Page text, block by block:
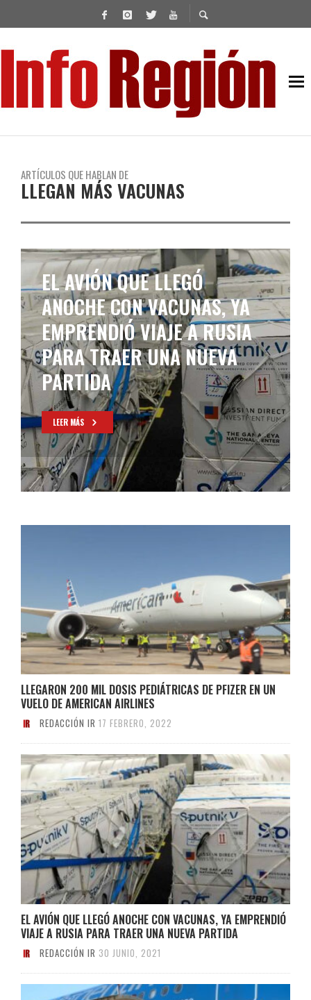
ARTÍCULOS QUE HABLAN DE
LLEGAN MÁS VACUNAS
EL AVIÓN QUE LLEGÓ
ANOCHE CON VACUNAS, YA
EMPRENDIÓ VIAJE A RUSIA
PARA TRAER UNA NUEVA
PARTIDA
LEER MÁS
LLEGARON 200 MIL DOSIS PEDIÁTRICAS DE PFIZER EN UN
VUELO DE AMERICAN AIRLINES
REDACCIÓN IR 17 FEBRERO, 2022
EL AVIÓN QUE LLEGÓ ANOCHE CON VACUNAS, YA EMPRENDIÓ
VIAJE A RUSIA PARA TRAER UNA NUEVA PARTIDA
REDACCIÓN IR 30 JUNIO, 2021